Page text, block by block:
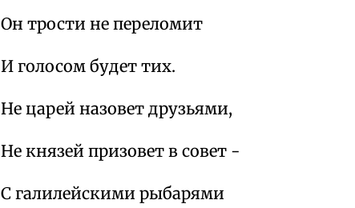
Он трости не переломит
И голосом будет тих.
Не царей назовет друзьями,
Не князей призовет в совет -
С галилейскими рыбарями